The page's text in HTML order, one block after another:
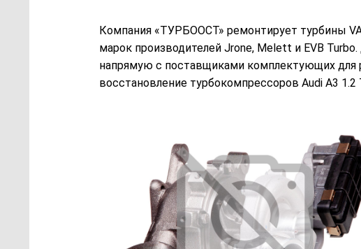
Компания «ТУРБООСТ» ремонтирует турбины
марок производителей Jrone, Melett и EVB
напрямую с поставщиками комплектующих для
восстановление турбокомпрессоров Audi A3 1.2